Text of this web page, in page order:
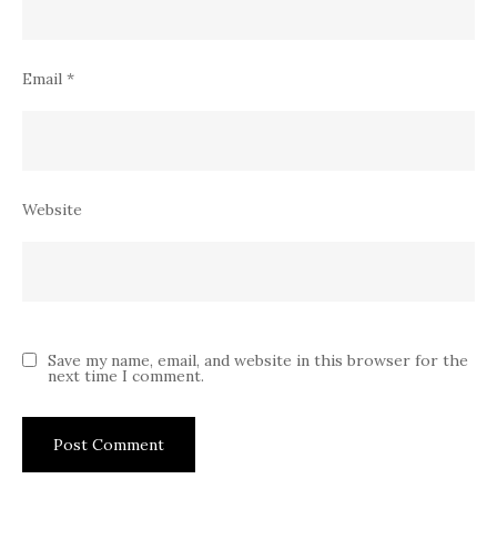
Email *
Website
Save my name, email, and website in this browser for the
next time I comment.